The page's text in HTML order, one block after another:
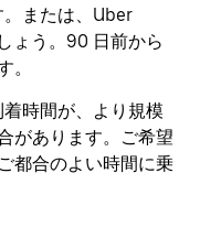
または、Uber
ょう。90 日前から
。
時間が、より規模
があります。ご希望
都合のよい時間に乗